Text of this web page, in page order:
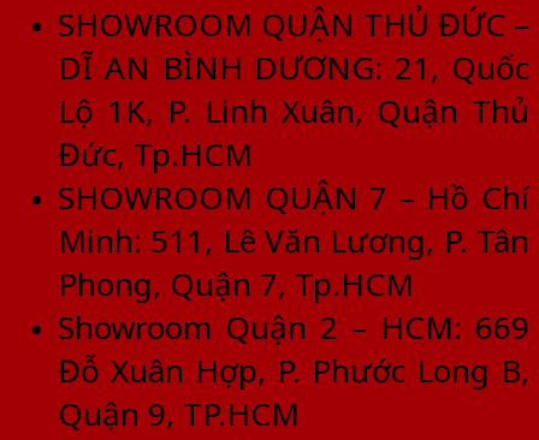
SHOWROOM QUẬN THỦ ĐỨC –
DĨ AN BÌNH DƯƠNG: 21, Quốc
Lộ 1K, P. Linh Xuân, Quận Thủ
Đức, Tp.HCM
SHOWROOM QUẬN 7 – Hồ Chí
Minh: 511, Lê Văn Lương, P. Tân
Phong, Quận 7, Tp.HCM
Showroom Quận 2 – HCM: 669
Đỗ Xuân Hợp, P. Phước Long B,
Quận 9, TP.HCM